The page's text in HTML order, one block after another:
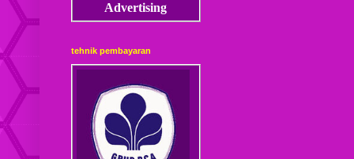
Advertising
tehnik pembayaran